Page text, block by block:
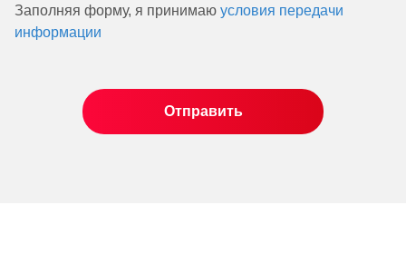
Заполняя форму, я принимаю условия передачи
информации